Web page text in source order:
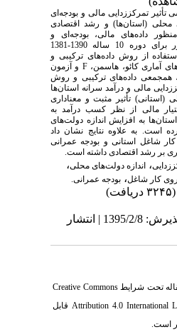
تمرکززدایی مالی و بودجه‌ای
محلی (استان‌ها) و رشد اقتصادی
داده‌های مالی، بودجه‌ای و
اقتصادی 30 استان کشور برای دوره 10 ساله 1390-1381
از روش داده‌های ترکیبی و
اجرای رگرسیون و آزمون‌های آماری کائو، هاسمن، F و آزمون
همجمعی داده‌های ترکیبی و روش
مالی و درآمد سرانه استان‌ها
(استانی) تأثیر مثبت و معناداری
مالی از نظر کسب درآمد به
به افزایش اندازه دولت‌های
است. به علاوه نتایج نشان داد
کار شاغل استانی و بودجه عمرانی
بر رشد اقتصادی داشته است.
، اندازه دولت‌های محلی،
کار شاغل، بودجه عمرانی.
(۳۲۴۵ دریافت)
دریافت: 1395/2/8 | پذیرش: 1395/2/8 | انتشار
تحت شرایطCreative Commons
Attribution 4.0 International قابل
است.